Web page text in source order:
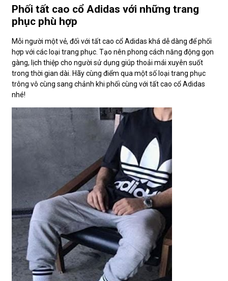
Phối tất cao cổ Adidas với những trang
phục phù hợp
Mỗi người một vẻ, đối với tất cao cổ Adidas khá dễ dàng để phối
hợp với các loại trang phục. Tạo nên phong cách năng động gọn
gàng, lịch thiệp cho người sử dụng giúp thoải mái xuyên suốt
trong thời gian dài. Hãy cùng điểm qua một số loại trang phục
trông vô cùng sang chảnh khi phối cùng với tất cao cổ Adidas
nhé!